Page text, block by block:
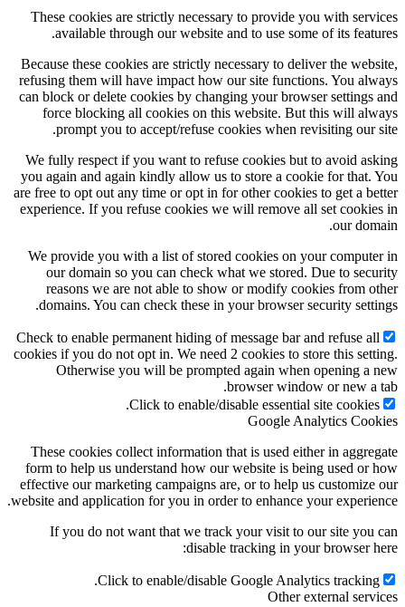
These cookies are strictly necessary to provide
available through our website and to use some
Because these cookies are strictly necessary to
refusing them will have impact how our site
can block or delete cookies by changing your
force blocking all cookies on this website. But
prompt you to accept/refuse cookies when
We fully respect if you want to refuse cookies but
you again and again kindly allow us to store a
are free to opt out any time or opt in for other cookies
experience. If you refuse cookies we will remove all
We provide you with a list of stored cookies on
our domain so you can check what we stored.
reasons we are not able to show or modify
domains. You can check these in your browser
Check to enable permanent hiding of message bar
cookies if you do not opt in. We need 2 cookies to
Otherwise you will be prompted again when
browser
Click to enable/disable essential
Google
These cookies collect information that is used
form to help us understand how our website is
effective our marketing campaigns are, or to help us
website and application for you in order to enhance
If you do not want that we track your visit to
disable tracking in your
Click to enable/disable Google
Other